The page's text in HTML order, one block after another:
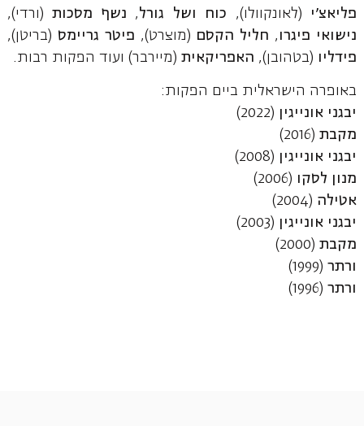
פליאצ'י
(לאונקוולו), כוח ושל גורל, נשף מסכות(ורדי),
נישואי פיגרו , חליל הקסם (מוצרט), פיטר גריימס (בריטן),
פידליו (בטהובן), האפריקאית (מיירבר) ועוד הפקות רבות.
באופרה הישראלית ביים הפקות:
יבגני אונייגין (2022)
מקבת (2016)
יבגני אונייגין (2008)
מנון לסקו (2006)
אטילה (2004)
יבגני אונייגין (2003)
מקבת(2000)
ורתר(1999)
ורתר(1996)